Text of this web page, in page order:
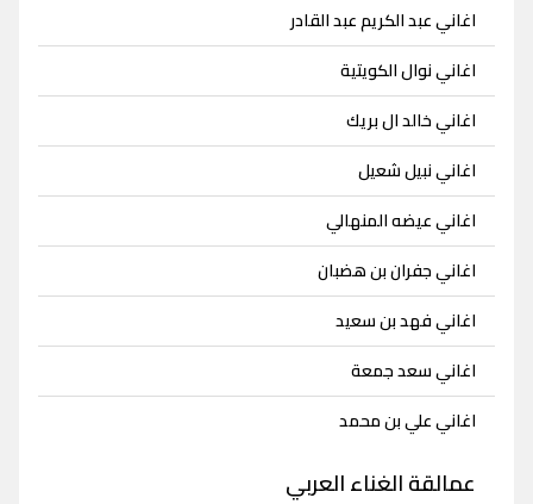
اغاني عبد الكريم عبد القادر
اغاني نوال الكويتية
اغاني خالد ال بريك
اغاني نبيل شعيل
اغاني عيضه المنهالي
اغاني جفران بن هضبان
اغاني فهد بن سعيد
اغاني سعد جمعة
اغاني علي بن محمد
عمالقة الغناء العربي